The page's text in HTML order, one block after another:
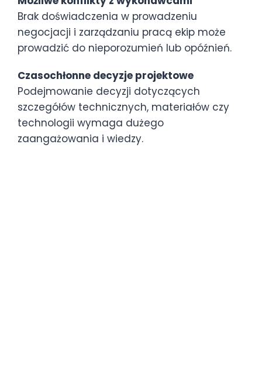
Brak doświadczenia w prowadzeniu
negocjacji i zarządzaniu pracą ekip może
prowadzić do nieporozumień lub opóźnień.
Czasochłonne decyzje projektowe
Podejmowanie decyzji dotyczących
szczegółów technicznych, materiałów czy
technologii wymaga dużego
zaangażowania i wiedzy.